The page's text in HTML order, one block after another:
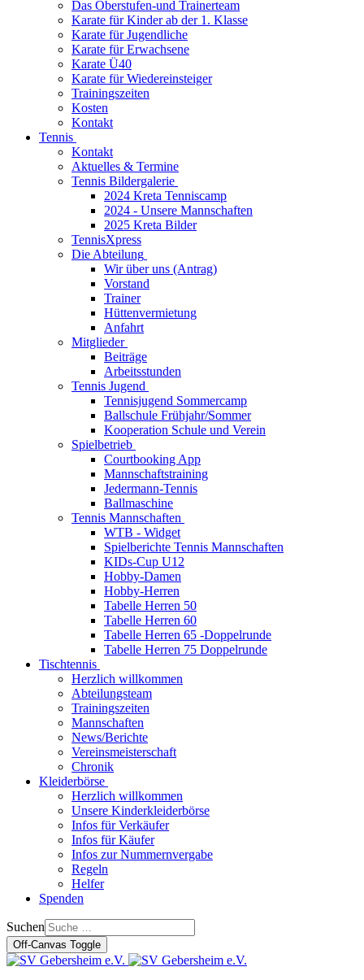
Das Oberstufen-und Trainerteam
Karate für Kinder ab der 1. Klasse
Karate für Jugendliche
Karate für Erwachsene
Karate Ü40
Karate für Wiedereinsteiger
Trainingszeiten
Kosten
Kontakt
Tennis
Kontakt
Aktuelles & Termine
Tennis Bildergalerie
2024 Kreta Tenniscamp
2024 - Unsere Mannschaften
2025 Kreta Bilder
TennisXpress
Die Abteilung
Wir über uns (Antrag)
Vorstand
Trainer
Hüttenvermietung
Anfahrt
Mitglieder
Beiträge
Arbeitsstunden
Tennis Jugend
Tennisjugend Sommercamp
Ballschule Frühjahr/Sommer
Kooperation Schule und Verein
Spielbetrieb
Courtbooking App
Mannschaftstraining
Jedermann-Tennis
Ballmaschine
Tennis Mannschaften
WTB - Widget
Spielberichte Tennis Mannschaften
KIDs-Cup U12
Hobby-Damen
Hobby-Herren
Tabelle Herren 50
Tabelle Herren 60
Tabelle Herren 65 -Doppelrunde
Tabelle Herren 75 Doppelrunde
Tischtennis
Herzlich willkommen
Abteilungsteam
Trainingszeiten
Mannschaften
News/Berichte
Vereinsmeisterschaft
Chronik
Kleiderbörse
Herzlich willkommen
Unsere Kinderkleiderbörse
Infos für Verkäufer
Infos für Käufer
Infos zur Nummernvergabe
Regeln
Helfer
Spenden
Suchen
Off-Canvas Toggle